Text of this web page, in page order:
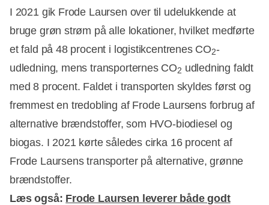
I 2021 gik Frode Laursen over til udelukkende at
bruge grøn strøm på alle lokationer, hvilket medførte
et fald på 48 procent i logistikcentrenes CO2-
udledning, mens transporternes CO2 udledning faldt
med 8 procent. Faldet i transporten skyldes først og
fremmest en tredobling af Frode Laursens forbrug af
alternative brændstoffer, som HVO-biodiesel og
biogas. I 2021 kørte således cirka 16 procent af
Frode Laursens transporter på alternative, grønne
brændstoffer.
Læs også: Frode Laursen leverer både godt